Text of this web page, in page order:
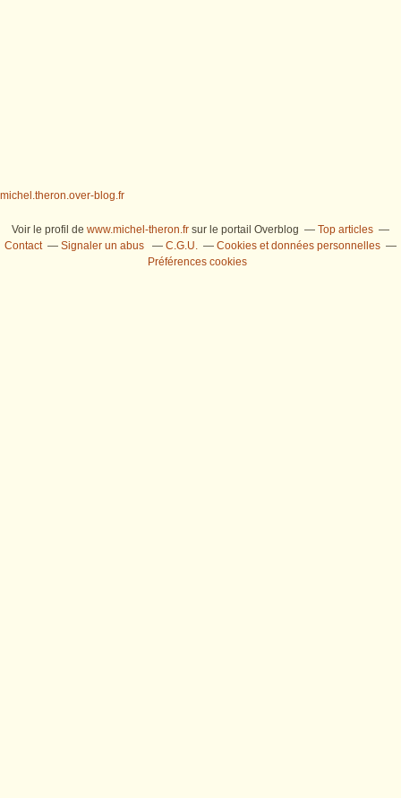
michel.theron.over-blog.fr
Voir le profil de www.michel-theron.fr sur le portail Overblog
Top articles
Contact
Signaler un abus C.G.U.
Cookies et données personnelles
Préférences cookies